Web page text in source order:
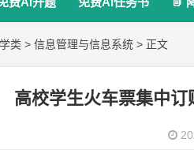
类 > 信息管理与信息系统 > 正文
高校学生火车票集中